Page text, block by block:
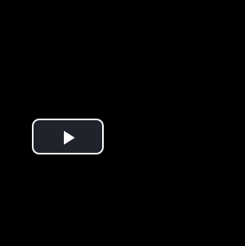
Play